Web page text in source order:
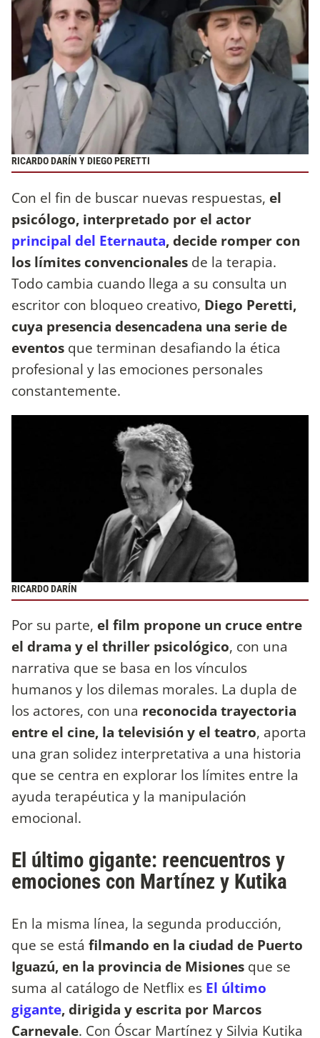
RICARDO DARÍN Y DIEGO PERETTI
Con el fin de buscar nuevas respuestas, el
psicólogo, interpretado por el actor
principal del Eternauta, decide romper con
los límites convencionales de la terapia.
Todo cambia cuando llega a su consulta un
escritor con bloqueo creativo, Diego Peretti,
cuya presencia desencadena una serie de
eventos que terminan desafiando la ética
profesional y las emociones personales
constantemente.
RICARDO DARÍN
Por su parte, el film propone un cruce entre
el drama y el thriller psicológico, con una
narrativa que se basa en los vínculos
humanos y los dilemas morales. La dupla de
los actores, con una reconocida trayectoria
entre el cine, la televisión y el teatro, aporta
una gran solidez interpretativa a una historia
que se centra en explorar los límites entre la
ayuda terapéutica y la manipulación
emocional.
El último gigante: reencuentros y
emociones con Martínez y Kutika
En la misma línea, la segunda producción,
que se está filmando en la ciudad de Puerto
Iguazú, en la provincia de Misiones que se
suma al catálogo de Netflix es El último
gigante, dirigida y escrita por Marcos
Carnevale. Con Óscar Martínez y Silvia Kutika